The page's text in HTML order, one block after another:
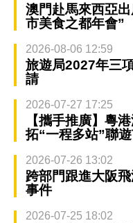
澳門赴馬來西亞
市美食之都年會”
2026-08-06 12:59
旅遊局2027年三
請
2026-07-27 17:25
【攜手推廣】粵
拓“一程多站”聯
2026-07-26 13:02
跨部門跟進大阪
事件
2026-07-25 18:02